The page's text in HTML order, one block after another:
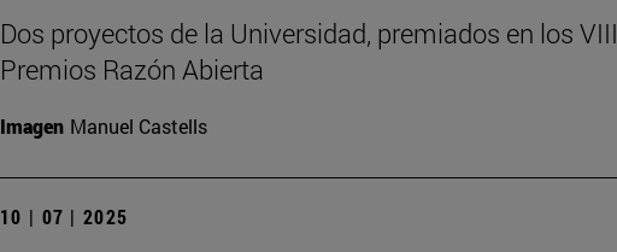
Dos proyectos de la Universidad, premiados en los VIII
Premios Razón Abierta
Imagen Manuel Castells
10 | 07 | 2025